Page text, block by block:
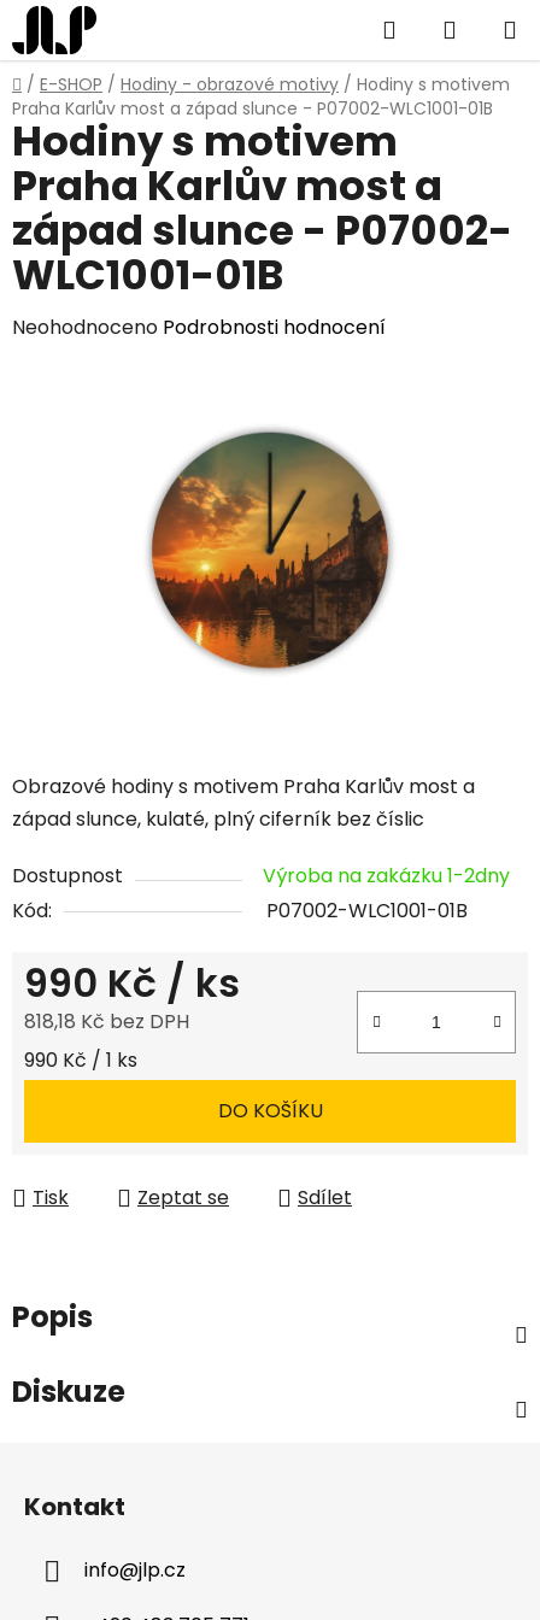
Přejít
na
obsah
Hledat
KOŠÍK
Domů
/ E-SHOP / Hodiny - obrazové motivy / Hodiny s motivem
Praha Karlův most a západ slunce - P07002-WLC1001-01B
Obrazové hodiny s motivem Praha Karlův most a
západ slunce, kulaté, plný ciferník bez číslic
Dostupnost
Výroba na zakázku 1-2dny
Kód:
P07002-WLC1001-01B
990 Kč / ks
818,18 Kč bez DPH
Měrná cena:
990 Kč / 1 ks
DO KOŠÍKU
Tisk Zeptat se Sdílet
Hodiny s motivem
Praha Karlův most a
západ slunce - P07002-
WLC1001-01B
Průměrné
Neohodnoceno Podrobnosti hodnocení
Popis
Diskuze
Kontakt
info@jlp.cz